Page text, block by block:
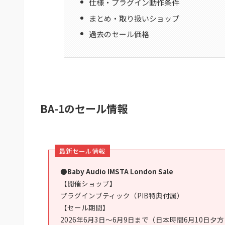
仕様・プラグイン動作条件
まとめ・取り扱いショップ
過去のセール価格
BA-1のセール情報
最新セール情報
●Baby Audio IMSTA London Sale
【開催ショップ】
プラグインブティック（PIB特典付属）
【セール期間】
2026年6月3日～6月9日まで（日本時間6月10日夕